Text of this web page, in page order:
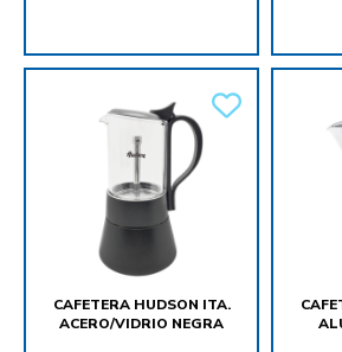
CAFETERA HUDSON ITA.
ACERO/VIDRIO NEGRA